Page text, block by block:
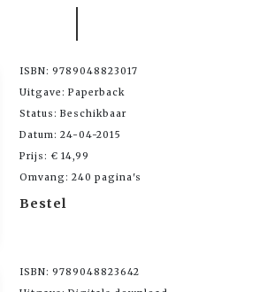
ISBN: 9789048823017
Uitgave: Paperback
Status: Beschikbaar
Datum: 24-04-2015
Prijs: € 14,99
Omvang: 240 pagina's
Bestel
ISBN: 9789048823642